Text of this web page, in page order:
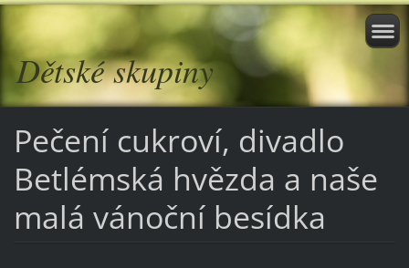
Dětské skupiny
Pečení cukroví, divadlo
Betlémská hvězda a naše
malá vánoční besídka